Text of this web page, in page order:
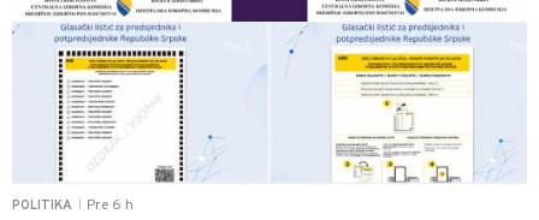
POLITIKA Pre 6 h